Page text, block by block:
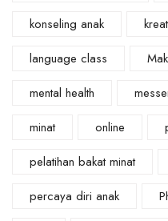
konseling anak
language class
mental health
minat
online
pelatihan bakat minat
percaya diri anak